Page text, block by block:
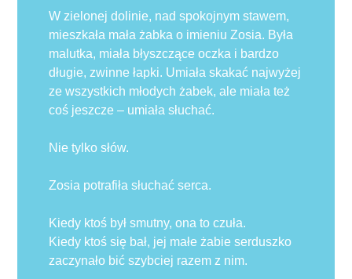
W zielonej dolinie, nad spokojnym stawem,
mieszkała mała żabka o imieniu Zosia. Była
malutka, miała błyszczące oczka i bardzo
długie, zwinne łapki. Umiała skakać najwyżej
ze wszystkich młodych żabek, ale miała też
coś jeszcze – umiała słuchać.
Nie tylko słów.
Zosia potrafiła słuchać serca.
Kiedy ktoś był smutny, ona to czuła.
Kiedy ktoś się bał, jej małe żabie serduszko
zaczynało bić szybciej razem z nim.